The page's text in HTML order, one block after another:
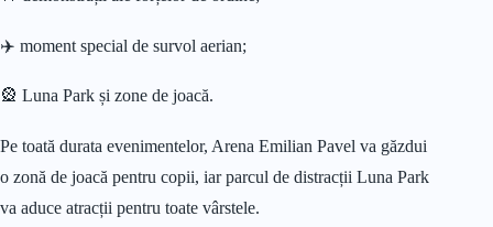
✈️ moment special de survol aerian;
🎡 Luna Park și zone de joacă.
Pe toată durata evenimentelor, Arena Emilian Pavel va găzdui
o zonă de joacă pentru copii, iar parcul de distracții Luna Park
va aduce atracții pentru toate vârstele.